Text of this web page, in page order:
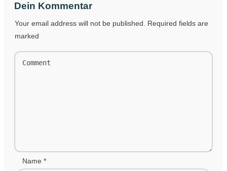
Dein Kommentar
Your email address will not be published.
Required fields are
marked
Name *